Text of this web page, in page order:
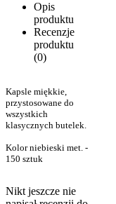
Opis
produktu
Recenzje
produktu
(0)
Kapsle miękkie,
przystosowane do
wszystkich
klasycznych butelek.
Kolor niebieski met. -
150 sztuk
Nikt jeszcze nie